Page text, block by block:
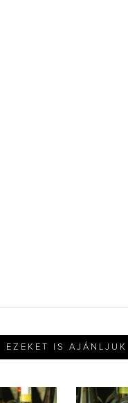
EZEKET IS AJÁNLJUK